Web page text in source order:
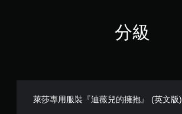
分級
萊莎專用服裝『迪薇兒的擁抱』 (英文版)